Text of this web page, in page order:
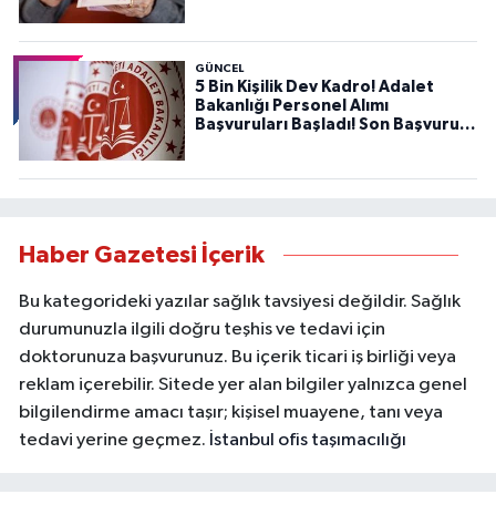
GÜNCEL
5 Bin Kişilik Dev Kadro! Adalet
Bakanlığı Personel Alımı
Başvuruları Başladı! Son Başvuru
Haber Gazetesi İçerik
Bu kategorideki yazılar sağlık tavsiyesi değildir. Sağlık
durumunuzla ilgili doğru teşhis ve tedavi için
doktorunuza başvurunuz. Bu içerik ticari iş birliği veya
reklam içerebilir. Sitede yer alan bilgiler yalnızca genel
bilgilendirme amacı taşır; kişisel muayene, tanı veya
tedavi yerine geçmez. İstanbul ofis taşımacılığı